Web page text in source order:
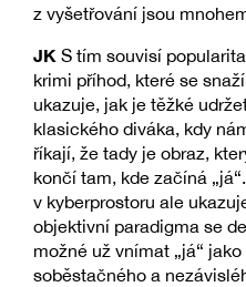
z vyšetřování jsou
JK S tím souvisí
krimi příhod, které se
ukazuje, jak je těžké
klasického diváka, kdy
říkají, že tady je obraz,
končí tam, kde začíná
v kyberprostoru ale
objektivní paradigma se
možné už vnímat „já“
soběstačného a